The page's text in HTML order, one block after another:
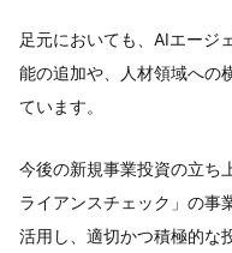
足元においても、AIエージ
能の追加や、人材領域への
ています。
今後の新規事業投資の立ち
ライアンスチェック」の事
活用し、適切かつ積極的な